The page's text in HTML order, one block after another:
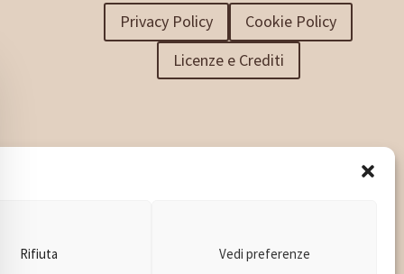
Rifiuta Vedi preferenze
Privacy Policy
Cookie Policy
Licenze e Crediti